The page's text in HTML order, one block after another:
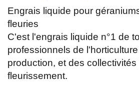
Engrais liquide pour
fleuries
C'est l'engrais liquide n°1 de
professionnels de
production, et des collectivités
fleurissement.